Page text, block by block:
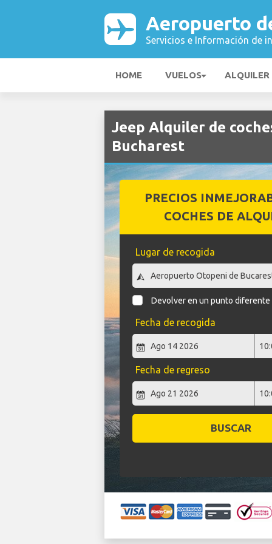
Aeropuerto
Servicios e Información de
HOME VUELOS ALQUILER
Jeep Alquiler de
Bucharest
PRECIOS
COCHES DE
Lugar de recogida
Devolver en un punto diferente
Fecha de recogida
Fecha de regreso
BUSCAR